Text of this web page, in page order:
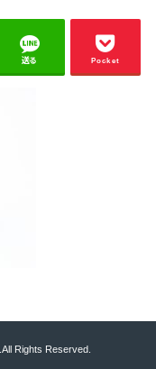
送る Pocket
.All Rights Reserved.